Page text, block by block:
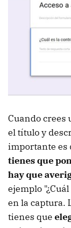
Cuando
el título y
importante es
tienes que
hay que
ejemplo
en la captura.
tienes que